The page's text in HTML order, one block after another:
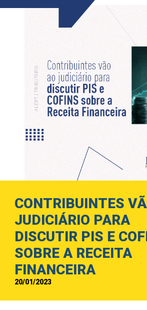
CONTRIBUINTES
JUDICIÁRIO PARA
DISCUTIR PIS E
SOBRE A RECEITA
FINANCEIRA
20/01/2023